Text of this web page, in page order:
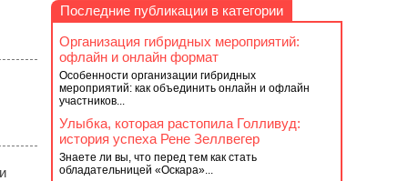
Последние публикации в категории
Организация гибридных мероприятий:
офлайн и онлайн формат
Особенности организации гибридных
мероприятий: как объединить онлайн и офлайн
участников...
Улыбка, которая растопила Голливуд:
история успеха Рене Зеллвегер
Знаете ли вы, что перед тем как стать
обладательницей «Оскара»...